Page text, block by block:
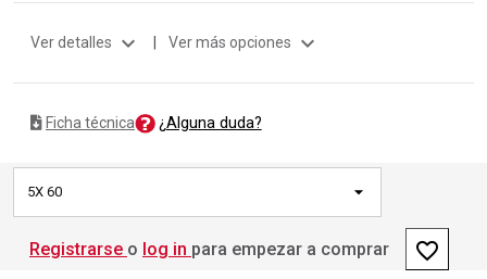
Ver detalles expand_more | Ver más opciones expand_more
Ficha técnica ¿Alguna duda?
5X 60
Registrarse o log in para empezar a comprar favorite_border